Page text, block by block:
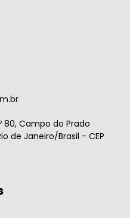
80, Campo do Prado
de Janeiro/Brasil - CEP